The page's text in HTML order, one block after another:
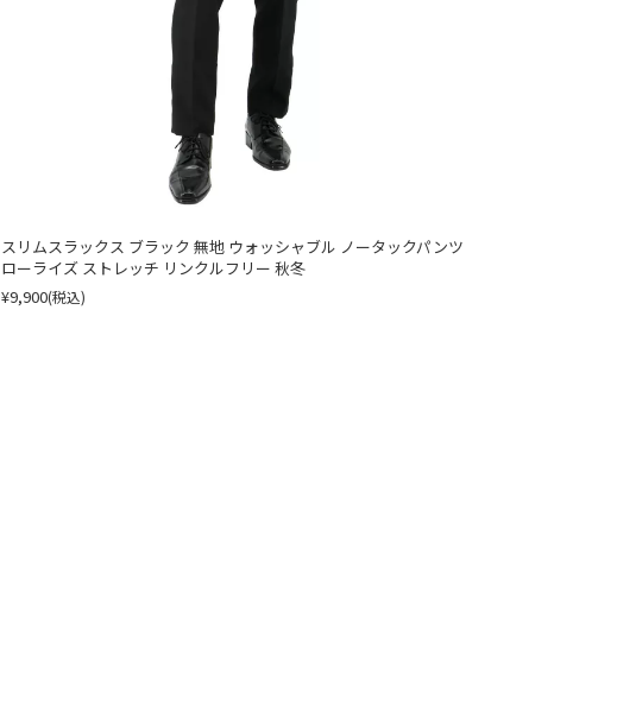
スリムスラックス ブラック 無地 ウォッシャブル ノータックパンツ
ローライズ ストレッチ リンクルフリー 秋冬
¥9,900(税込)